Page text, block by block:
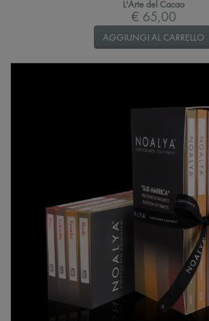
L'Arte del Cacao
€ 65,00
AGGIUNGI AL CARRELLO